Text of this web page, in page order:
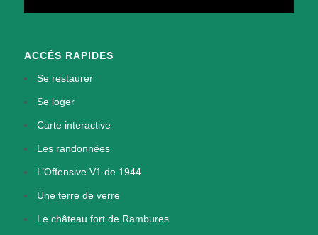
ACCÈS RAPIDES
Se restaurer
Se loger
Carte interactive
Les randonnées
L’Offensive V1 de 1944
Une terre de verre
Le château fort de Rambures